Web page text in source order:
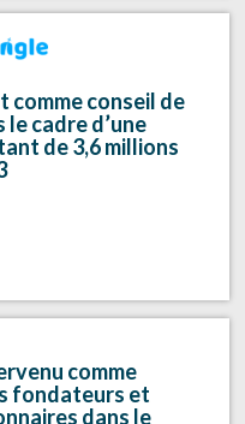
conseil de
cadre d’une
de 3,6 millions
comme
fondateurs et
dans le